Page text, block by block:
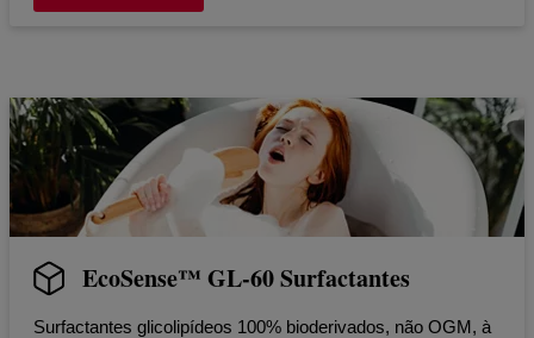
EcoSense™ GL-60 Surfactantes
Surfactantes glicolipídeos 100% bioderivados, não OGM, à